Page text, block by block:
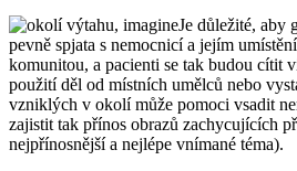
Je důležité, aby
pevně spjata s nemocnicí a jejím
komunitou, a pacienti se tak budou cítit
použití děl od místních umělců nebo
vzniklých v okolí může pomoci vsadit
zajistit tak přínos obrazů zachycujících
nejpřínosnější a nejlépe vnímané téma).